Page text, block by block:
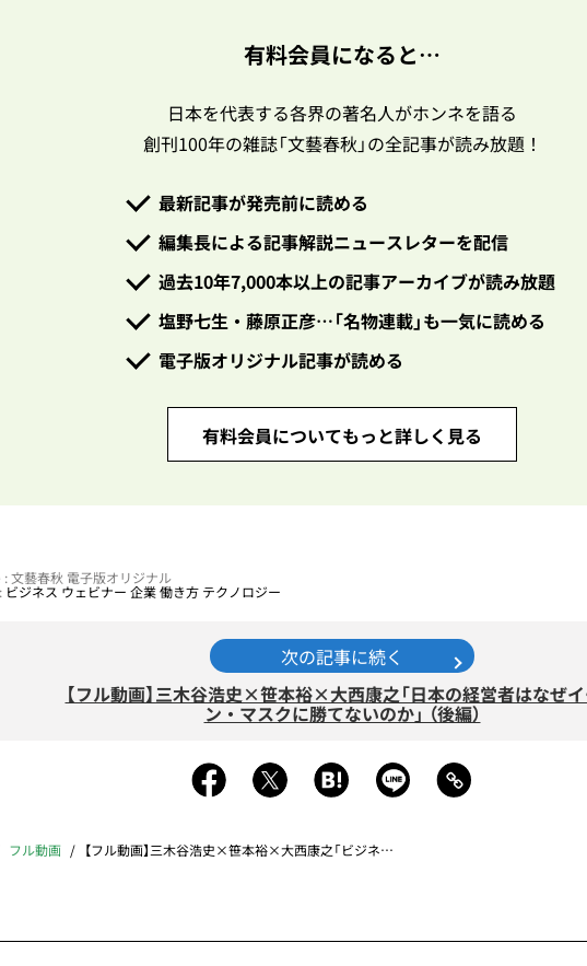
有料会員になると…
日本を代表する各界の著名人がホンネを語る
創刊100年の雑誌「文藝春秋」の全記事が読み放題！
最新記事が発売前に読める
編集長による記事解説ニュースレターを配信
過去10年7,000本以上の記事アーカイブが読み放題
塩野七生・藤原正彦…「名物連載」も一気に読める
電子版オリジナル記事が読める
有料会員についてもっと詳しく見る
文藝春秋 電子版オリジナル
ビジネス ウェビナー 企業働き方 テクノロジー
次の記事に続く
【フル動画】三木谷浩史×笹本裕×大西康之「日本の経営者はなぜ
ン・マスクに勝てないのか」 （後編）
フル動画 【フル動画】三木谷浩史×笹本裕×大西康之「ビジネスが表計算にできた瞬間に勝てる理由」 （前編）